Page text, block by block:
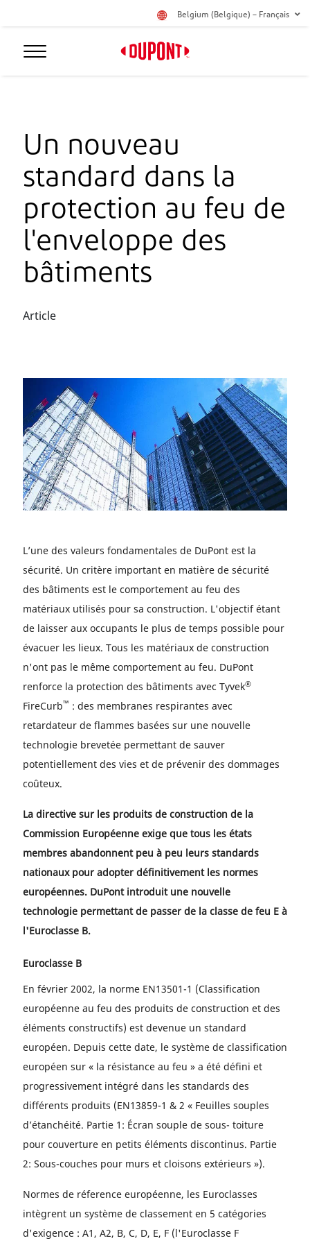
Belgium (Belgique) – Français
Un nouveau
standard dans la
protection au feu de
l'enveloppe des
bâtiments
Article
L’une des valeurs fondamentales de DuPont est la
sécurité. Un critère important en matière de sécurité
des bâtiments est le comportement au feu des
matériaux utilisés pour sa construction. L'objectif étant
de laisser aux occupants le plus de temps possible pour
évacuer les lieux. Tous les matériaux de construction
n'ont pas le même comportement au feu. DuPont
renforce la protection des bâtiments avec Tyvek®
FireCurb™ : des membranes respirantes avec
retardateur de flammes basées sur une nouvelle
technologie brevetée permettant de sauver
potentiellement des vies et de prévenir des dommages
coûteux.
La directive sur les produits de construction de la
Commission Européenne exige que tous les états
membres abandonnent peu à peu leurs standards
nationaux pour adopter définitivement les normes
européennes. DuPont introduit une nouvelle
technologie permettant de passer de la classe de feu E à
l'Euroclasse B.
Euroclasse B
En février 2002, la norme EN13501-1 (Classification
européenne au feu des produits de construction et des
éléments constructifs) est devenue un standard
européen. Depuis cette date, le système de classification
européen sur « la résistance au feu » a été défini et
progressivement intégré dans les standards des
différents produits (EN13859-1 & 2 « Feuilles souples
d’étanchéité. Partie 1: Écran souple de sous- toiture
pour couverture en petits éléments discontinus. Partie
2: Sous-couches pour murs et cloisons extérieurs »).
Normes de réference européenne, les Euroclasses
intègrent un système de classement en 5 catégories
d'exigence : A1, A2, B, C, D, E, F (l'Euroclasse F